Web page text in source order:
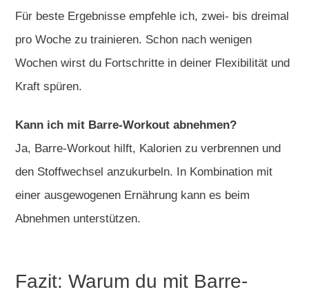
Für beste Ergebnisse empfehle ich, zwei- bis dreimal
pro Woche zu trainieren. Schon nach wenigen
Wochen wirst du Fortschritte in deiner Flexibilität und
Kraft spüren.
Kann ich mit Barre-Workout abnehmen?
Ja, Barre-Workout hilft, Kalorien zu verbrennen und
den Stoffwechsel anzukurbeln. In Kombination mit
einer ausgewogenen Ernährung kann es beim
Abnehmen unterstützen.
Fazit: Warum du mit Barre-